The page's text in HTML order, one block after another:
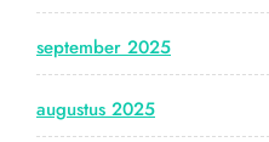
september 2025
augustus 2025